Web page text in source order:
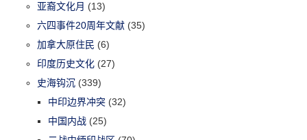
亚裔文化月 (13)
六四事件20周年文献 (35)
加拿大原住民 (6)
印度历史文化 (27)
史海钩沉 (339)
中印边界冲突 (32)
中国内战 (25)